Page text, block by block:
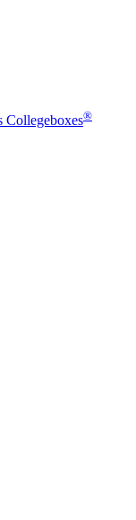
Collegeboxes®